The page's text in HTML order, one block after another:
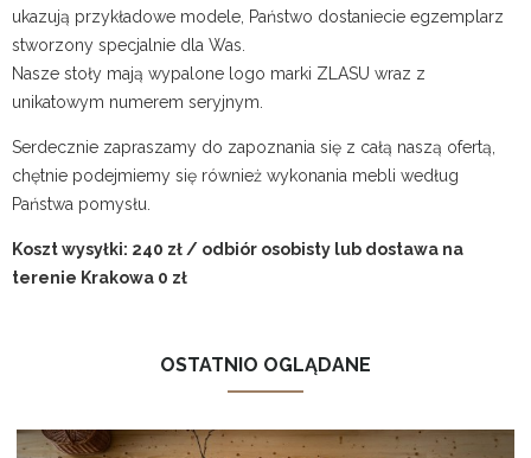
ukazują przykładowe modele, Państwo dostaniecie egzemplarz
stworzony specjalnie dla Was.
Nasze stoły mają wypalone logo marki ZLASU wraz z
unikatowym numerem seryjnym.
Serdecznie zapraszamy do zapoznania się z całą naszą ofertą,
chętnie podejmiemy się również wykonania mebli według
Państwa pomysłu.
Koszt wysyłki: 240 zł / odbiór osobisty lub dostawa na
terenie Krakowa 0 zł
OSTATNIO OGLĄDANE